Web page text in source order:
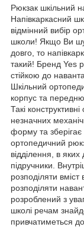
Рюкзак шкільний
Напівкаркасний
відмінний вибір
школи! Якщо Ви
довго, то
такий! Бренд Yes
стійкою до
Шкільний
корпус та
Такі
незначних
форму та зберігає
ортопедичний
відділення, в
підручники.
розподіляти вміст
розподіляти
розроблений з
школі речам
привчатиметься